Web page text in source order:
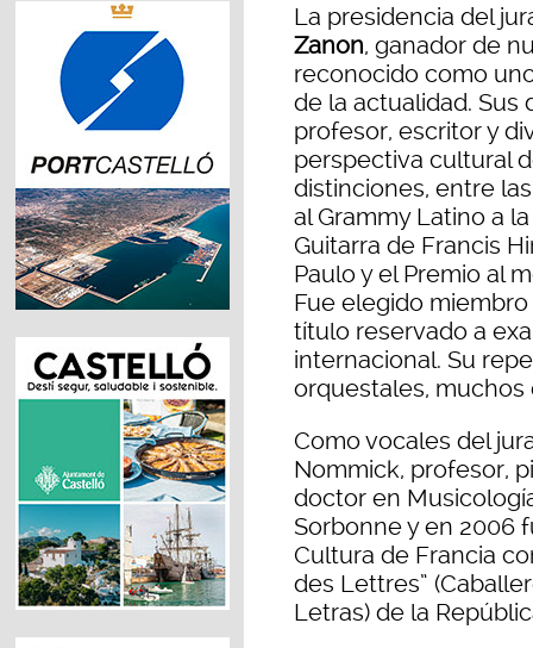
La presidencia del
Zanon, ganador de
reconocido como
de la actualidad. Sus
profesor, escritor y
perspectiva cultural
distinciones, entre
al Grammy Latino a
Guitarra de Francis
Paulo y el Premio al
Fue elegido
título reservado a
internacional. Su
orquestales,
Como vocales del
Nommick, profesor,
doctor en
Sorbonne y en 2006
Cultura de Francia
des Lettres”
Letras) de la